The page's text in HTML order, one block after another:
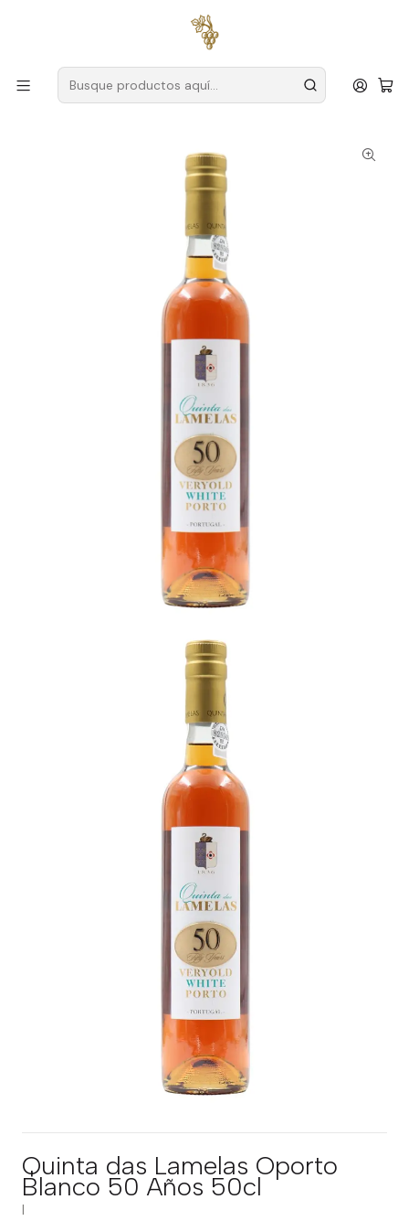
para pedidos superiores a
Productores Duero
Quinta das Lamelas
Quinta das Lamelas Oporto Blanco 50 Años 50cl
Quinta das Lamelas Oporto
Blanco 50 Años 50cl